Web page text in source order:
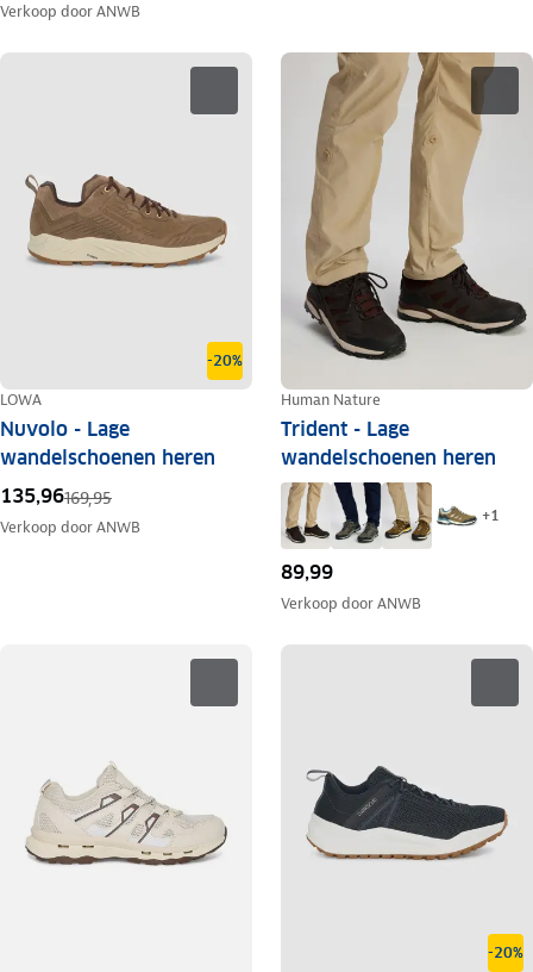
Verkoop doorANWB
-20%
LOWA
Nuvolo - Lage
wandelschoenen heren
135,96169,95
Verkoop doorANWB
Human Nature
Trident - Lage
wandelschoenen heren
+1
89,99
Verkoop doorANWB
-20%